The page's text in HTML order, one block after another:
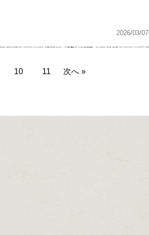
2026/03/07
10 11 次へ »